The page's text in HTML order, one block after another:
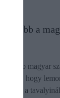
a
több magyar
úgy, hogy
a